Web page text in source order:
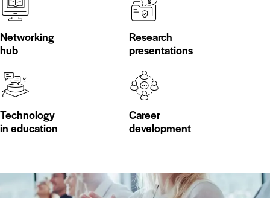
Networking
hub
Research
presentations
Technology
in education
Career
development